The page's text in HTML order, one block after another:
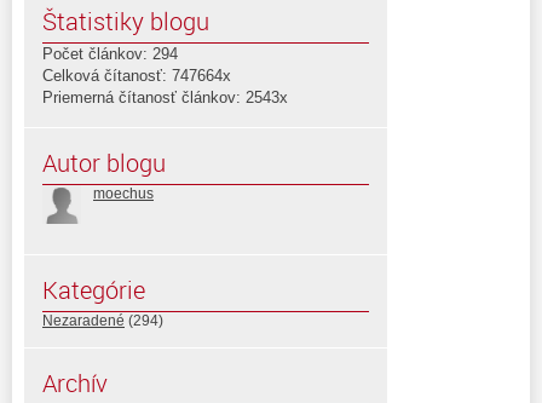
Štatistiky blogu
Počet článkov: 294
Celková čítanosť: 747664x
Priemerná čítanosť článkov: 2543x
Autor blogu
moechus
Kategórie
Nezaradené (294)
Archív